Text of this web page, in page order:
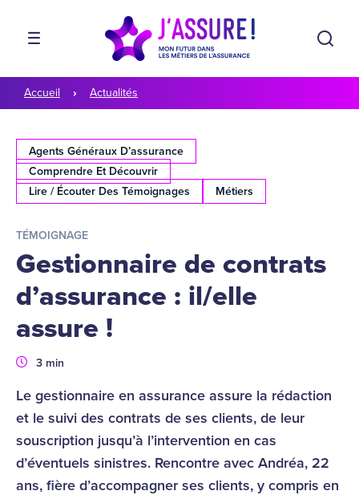
Aller au contenu
Aller à la navigation
MENU
Accueil Actualités
Agents Généraux D’assurance
Comprendre Et Découvrir
Lire / Écouter Des Témoignages
Métiers
TÉMOIGNAGE
Gestionnaire de contrats
d’assurance : il/elle
assure !
Durée
3 min
Le gestionnaire en assurance assure la rédaction
et le suivi des contrats de ses clients, de leur
souscription jusqu’à l’intervention en cas
d’éventuels sinistres. Rencontre avec Andréa, 22
ans, fière d’accompagner ses clients, y compris en